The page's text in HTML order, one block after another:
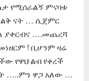
የሚሰራልኝ ምናባቱ
ናት … ሲጀምር
ያቀርብና ….መጨረሻ
! ቢሆንም ዛሬ
የዋህ ልብ የቀረች
…..ምን ዋጋ አለው …